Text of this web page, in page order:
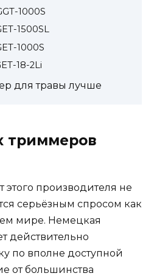
1000S
1500SL
1000S
18-2Li
для травы лучше
триммеров
производителя не
серьёзным спросом как
мире. Немецкая
действительно
по вполне доступной
от большинства